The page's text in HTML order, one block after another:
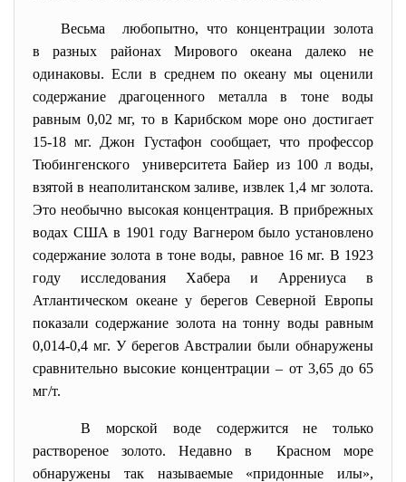
Весьма любопытно, что концентрации золота
в разных районах Мирового океана далеко не
одинаковы. Если в среднем по океану мы оценили
содержание драгоценного металла в тоне воды
равным 0,02 мг, то в Карибском море оно достигает
15-18 мг. Джон Густафон сообщает, что профессор
Тюбингенского университета Байер из 100 л воды,
взятой в неаполитанском заливе, извлек 1,4 мг золота.
Это необычно высокая концентрация. В прибрежных
водах США в 1901 году Вагнером было установлено
содержание золота в тоне воды, равное 16 мг. В 1923
году исследования Хабера и Аррениуса в
Атлантическом океане у берегов Северной Европы
показали содержание золота на тонну воды равным
0,014-0,4 мг. У берегов Австралии были обнаружены
сравнительно высокие концентрации – от 3,65 до 65
мг/т.
В морской воде содержится не только
раствореное золото. Недавно в Красном море
обнаружены так называемые «придонные илы»,